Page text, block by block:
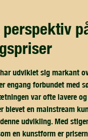
udviklet sig markant
engang forbundet med
var ofte lavere
blevet en mainstream
udvikling. Med
en kunstform er